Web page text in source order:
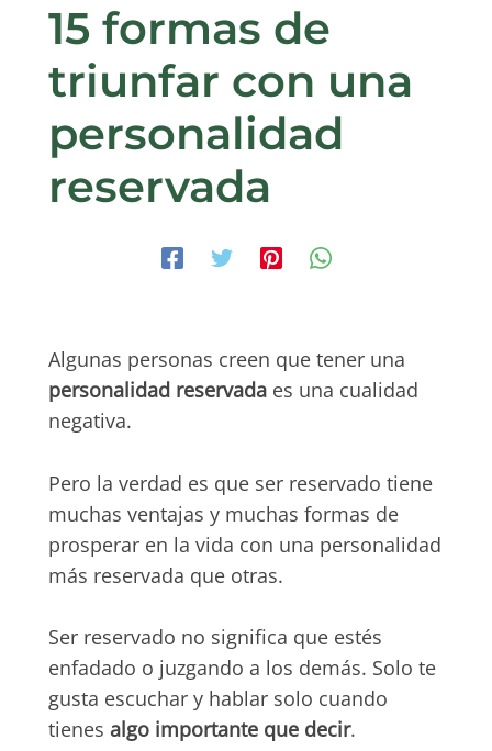
15 formas de
triunfar con una
personalidad
reservada
Algunas personas creen que tener una
personalidad reservadaes una cualidad
negativa.
Pero la verdad es que ser reservado tiene
muchas ventajas y muchas formas de
prosperar en la vida con una personalidad
más reservada que otras.
Ser reservado no significa que estés
enfadado o juzgando a los demás. Solo te
gusta escuchar y hablar solo cuando
tienes algo importante que decir.